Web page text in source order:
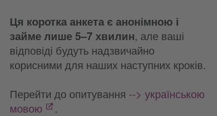
Ця коротка анкета є анонімною і
займе лише 5–7 хвилин, але ваші
відповіді будуть надзвичайно
корисними для наших наступних кроків.
Перейти до опитування --> українською
мовою
.